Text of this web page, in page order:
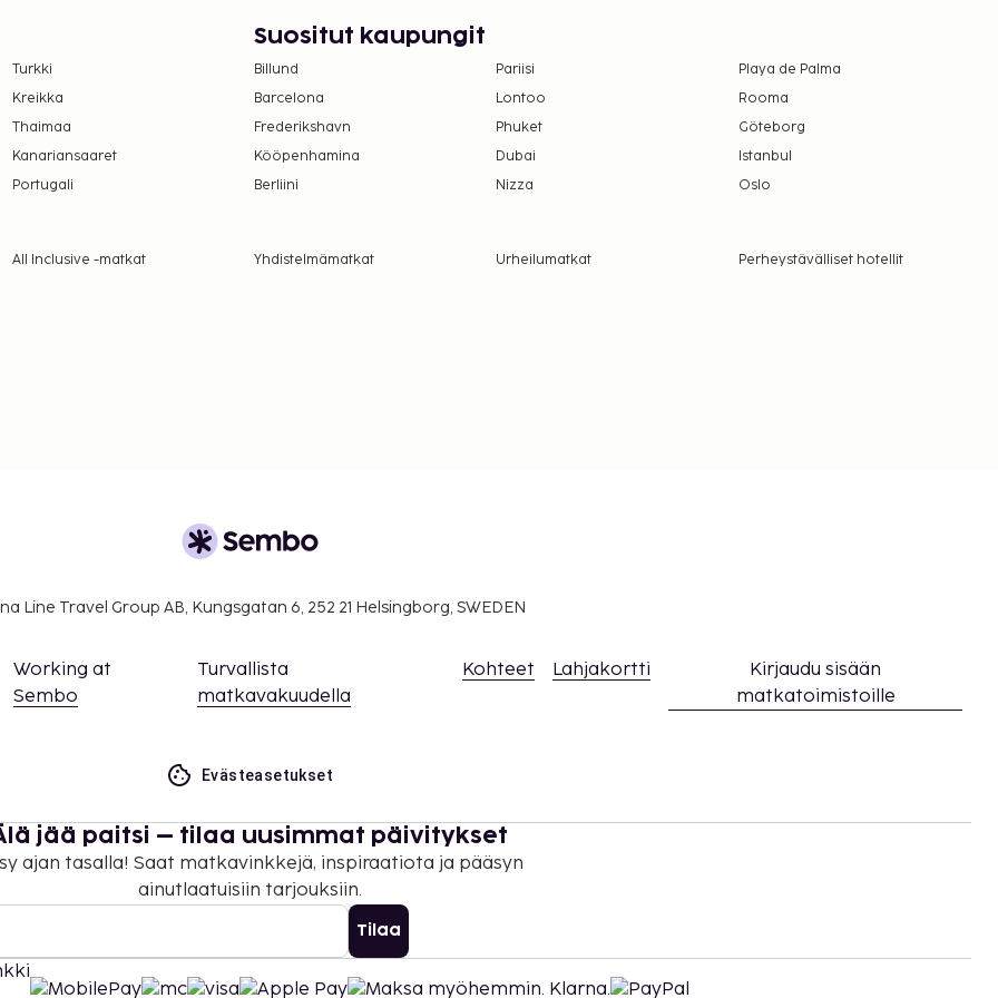
klo 6.30–10.00 ja
ja 6.25 EUR lapsille
katsomatta
Turkki
Kreikka
Thaimaa
Kanariansaaret
Portugali
Suositut kaupungit
Billund Pariisi
Playa de Palma
Barcelona
Lontoo
Rooma
Frederikshavn
Phuket
Göteborg
Kööpenhamina
Dubai
Istanbul
Berliini
Nizza Oslo
All Inclusive -matkat Yhdistelmämatkat Urheilumatkat
Perheystävälliset hotellit
Line Travel Group AB, Kungsgatan 6, 252 21 Helsingborg, SWEDEN
Working at
Sembo
Turvallista
matkavakuudella
Kohteet Lahjakortti
Kirjaudu sisään
matkatoimistoille
Evästeasetukset
jää paitsi – tilaa uusimmat päivitykset
ajan tasalla! Saat matkavinkkejä, inspiraatiota ja pääsyn
ainutlaatuisiin tarjouksiin.
Tilaa